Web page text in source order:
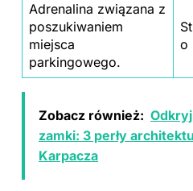
Adrenalina związana z
poszukiwaniem
miejsca
parkingowego.
o
Zobacz również:
zamki: 3 perły
Karpacza